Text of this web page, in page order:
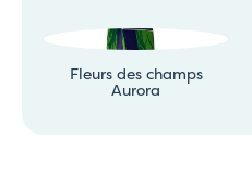
Fleurs des champs
Aurora